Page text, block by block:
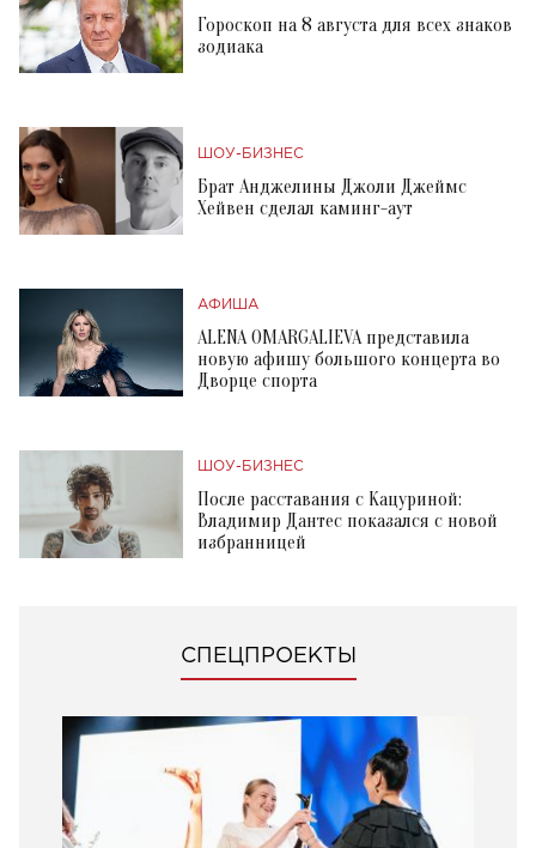
Гороскоп на 8 августа для всех знаков
зодиака
ШОУ-БИЗНЕС
Брат Анджелины Джоли Джеймс
Хейвен сделал каминг-аут
АФИША
ALENA OMARGALIEVA представила
новую афишу большого концерта во
Дворце спорта
ШОУ-БИЗНЕС
После расставания с Кацуриной:
Владимир Дантес показался с новой
избранницей
СПЕЦПРОЕКТЫ